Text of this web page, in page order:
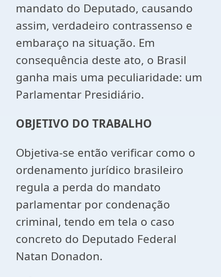
mandato do Deputado, causando
assim, verdadeiro contrassenso e
embaraço na situação. Em
consequência deste ato, o Brasil
ganha mais uma peculiaridade: um
Parlamentar Presidiário.
OBJETIVO DO TRABALHO
Objetiva-se então verificar como o
ordenamento jurídico brasileiro
regula a perda do mandato
parlamentar por condenação
criminal, tendo em tela o caso
concreto do Deputado Federal
Natan Donadon.